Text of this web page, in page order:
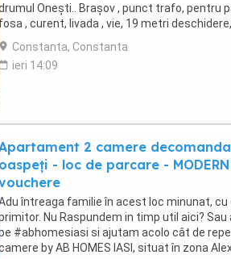
Onești.. Brașov , punct trafo, pentru
fosa , curent, livada , vie, 19 metri
07555trei7 ...
Constanta, Constanta
ieri 14:09
2 camere
oaspeți - loc de parcare -
întreaga familie în acest loc minunat,
Nu Raspundem in timp util aici? Sau
#abhomesiasi si ajutam acolo cât de
by AB HOMES IASI, situat în zona